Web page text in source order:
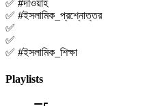
✅ #দাওয়াহ
✅ #ইসলামিক_প্রশ্নোত্তর
✅
✅
✅ #ইসলামিক_শিক্ষা
Playlists